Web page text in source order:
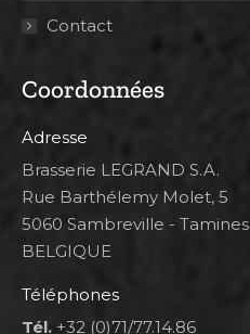
Contact
Coordonnées
Adresse
Brasserie LEGRAND S.A.
Rue Barthélemy Molet, 5
5060 Sambreville - Tamines
BELGIQUE
Téléphones
Tél. +32 (0)71/77.14.86